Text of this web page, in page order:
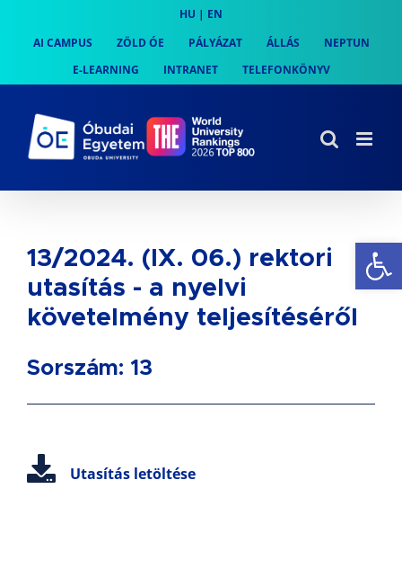
content
HU | EN
AI CAMPUS
ZÖLD ÓE PÁLYÁZAT ÁLLÁS
NEPTUN
E-LEARNING
INTRANET TELEFONKÖNYV
13/2024. (IX. 06.) rektori
utasítás - a nyelvi
követelmény teljesítéséről
Sorszám: 13
Utasítás letöltése